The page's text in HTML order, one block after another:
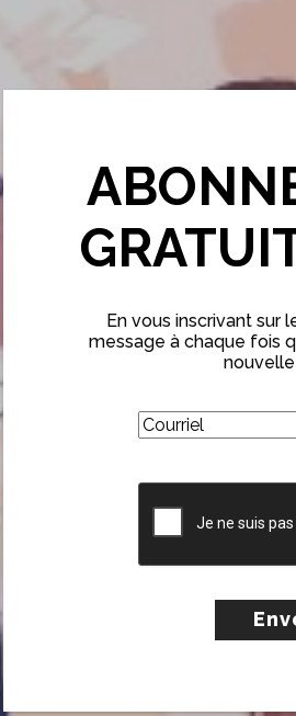
En vous inscrivant sur
message à chaque fois
Courriel(Nécessaire)